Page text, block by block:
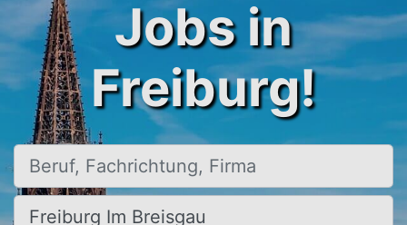
Jobs in
Freiburg!
Beruf, Fachrichtung, Firma
Ort, Stadt